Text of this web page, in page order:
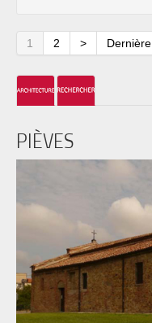
1 2 > Dernière
PIÈVES